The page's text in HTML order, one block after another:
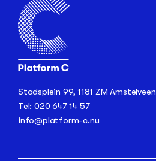
Stadsplein 99, 1181 ZM Amstelveen
Tel: 020 647 14 57
info@platform-c.nu